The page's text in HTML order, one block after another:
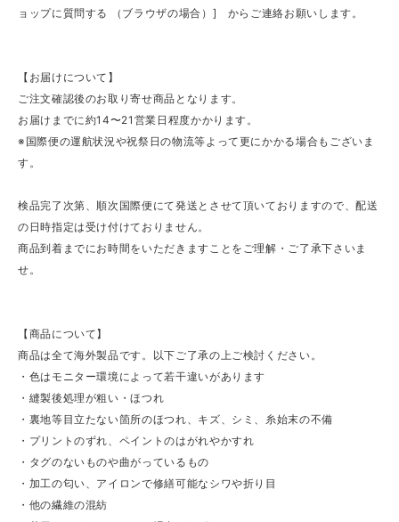
ョップに質問する （ブラウザの場合）] からご連絡お願いします。
【お届けについて】
ご注文確認後のお取り寄せ商品となります。
お届けまでに約14〜21営業日程度かかります。
※国際便の運航状況や祝祭日の物流等よって更にかかる場合もございま
す。
検品完了次第、順次国際便にて発送とさせて頂いておりますので、配送
の日時指定は受け付けておりません。
商品到着までにお時間をいただきますことをご理解・ご了承下さいま
せ。
【商品について】
商品は全て海外製品です。以下ご了承の上ご検討ください。
・色はモニター環境によって若干違いがあります
・縫製後処理が粗い・ほつれ
・裏地等目立たない箇所のほつれ、キズ、シミ、糸始末の不備
・プリントのずれ、ペイントのはがれやかすれ
・タグのないものや曲がっているもの
・加工の匂い、アイロンで修繕可能なシワや折り目
・他の繊維の混紡